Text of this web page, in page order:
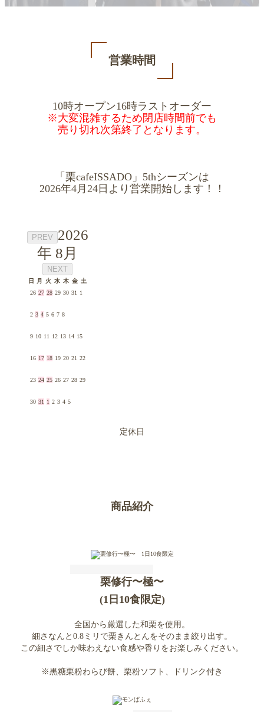
営業時間
10時オープン16時ラストオーダー
※大変混雑するため閉店時間前でも
売り切れ次第終了となります。
「栗cafeISSADO」5thシーズンは
2026年4月24日より営業開始します！！
PREV 2026
年 8月
NEXT
日 月 火 水 木 金 土
26 27 28 29 30 31 1
2 3 4 5 6 7 8
9 10 11 12 13 14 15
16 17 18 19 20 21 22
23 24 25 26 27 28 29
30 31 1 2 3 4 5
定休日
商品紹介
栗修行〜極〜
(1日10食限定)
全国から厳選した和栗を使用。
細さなんと0.8ミリで栗きんとんをそのまま絞り出す。
この細さでしか味わえない食感や香りをお楽しみください。
※黒糖栗粉わらび餅、栗粉ソフト、ドリンク付き